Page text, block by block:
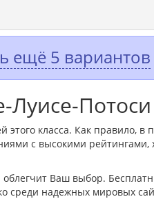
ещё 5 вариантов
Луисе-Потоси
класса. Как правило, в
с высокими
Ваш выбор.
среди надежных мировых